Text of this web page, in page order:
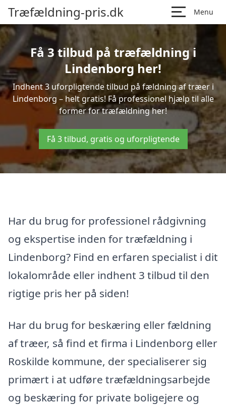
Træfældning-pris.dk Menu
Få 3 tilbud på træfældning i
Lindenborg her!
Indhent 3 uforpligtende tilbud på fældning af træer i
Lindenborg – helt gratis! Få professionel hjælp til alle
former for træfældning her!
Få 3 tilbud, gratis og uforpligtende
Har du brug for professionel rådgivning
og ekspertise inden for træfældning i
Lindenborg? Find en erfaren specialist i dit
lokalområde eller indhent 3 tilbud til den
rigtige pris her på siden!
Har du brug for beskæring eller fældning
af træer, så find et firma i Lindenborg eller
Roskilde kommune, der specialiserer sig
primært i at udføre træfældningsarbejde
og beskæring for private boligejere og